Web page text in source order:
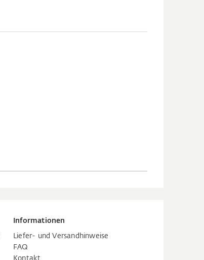
Informationen
Liefer- und Versandhinweise
FAQ
Kontakt